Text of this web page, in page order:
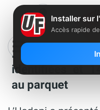
Bilan de
identifiées et
au parquet
Installer sur
Accès rapide